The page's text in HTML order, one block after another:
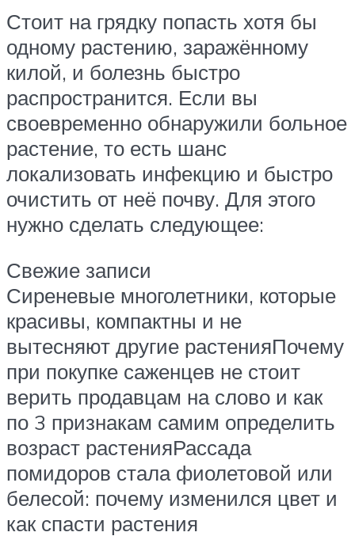
Стоит на грядку попасть хотя бы
одному растению, заражённому
килой, и болезнь быстро
распространится. Если вы
своевременно обнаружили больное
растение, то есть шанс
локализовать инфекцию и быстро
очистить от неё почву. Для этого
нужно сделать следующее:
Свежие записи
Сиреневые многолетники, которые
красивы, компактны и не
вытесняют другие растенияПочему
при покупке саженцев не стоит
верить продавцам на слово и как
по 3 признакам самим определить
возраст растенияРассада
помидоров стала фиолетовой или
белесой: почему изменился цвет и
как спасти растения